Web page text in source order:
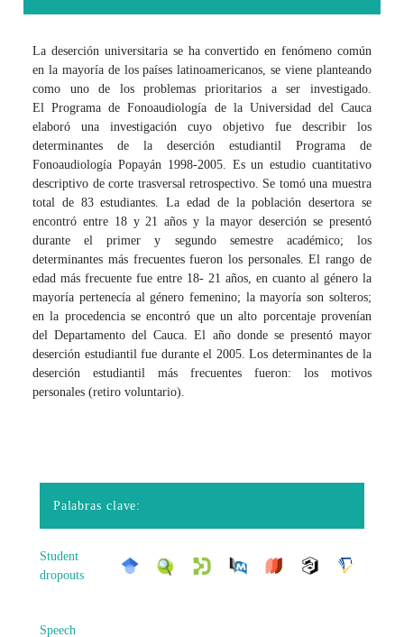
La deserción universitaria se ha convertido en fenómeno común
en la mayoría de los países latinoamericanos, se viene planteando
como uno de los problemas prioritarios a ser investigado.
El Programa de Fonoaudiología de la Universidad del Cauca
elaboró una investigación cuyo objetivo fue describir los
determinantes de la deserción estudiantil Programa de
Fonoaudiología Popayán 1998-2005. Es un estudio cuantitativo
descriptivo de corte trasversal retrospectivo. Se tomó una muestra
total de 83 estudiantes. La edad de la población desertora se
encontró entre 18 y 21 años y la mayor deserción se presentó
durante el primer y segundo semestre académico; los
determinantes más frecuentes fueron los personales. El rango de
edad más frecuente fue entre 18- 21 años, en cuanto al género la
mayoría pertenecía al género femenino; la mayoría son solteros;
en la procedencia se encontró que un alto porcentaje provenían
del Departamento del Cauca. El año donde se presentó mayor
deserción estudiantil fue durante el 2005. Los determinantes de la
deserción estudiantil más frecuentes fueron: los motivos
personales (retiro voluntario).
Palabras clave:
Student
dropouts
Speech